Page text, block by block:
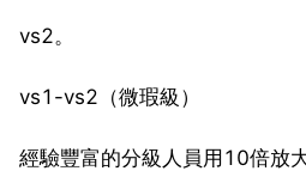
vs2。
vs1-vs2（微瑕級）
經驗豐富的分級人員用10倍放